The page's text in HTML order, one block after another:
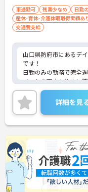
車通勤可 残業少なめ 日勤
産休･育休･介護休暇取得実績あ
交通費支給
山口県防府市にあるデ
です！
日勤のみの勤務で完全
ベートを両立しやすい
社会保険完備で各種手
て働きやすい環境が整
ご興味ある方は面接ポ
お気軽にご連絡くださ
詳細を見